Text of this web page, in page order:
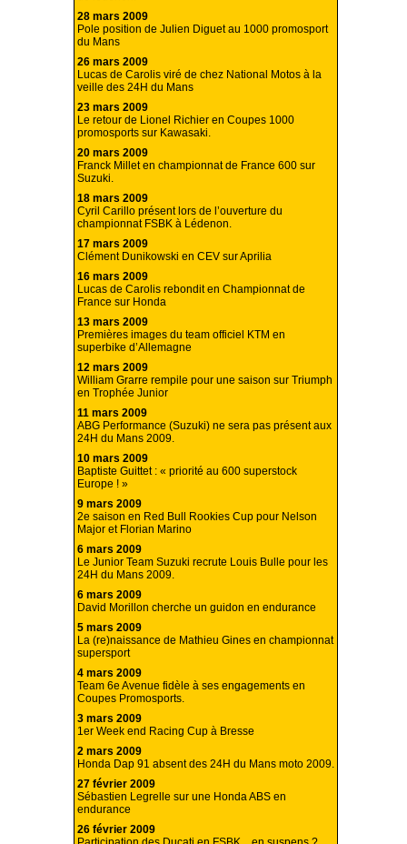
28 mars 2009
Pole position de Julien Diguet au 1000 promosport
du Mans
26 mars 2009
Lucas de Carolis viré de chez National Motos à la
veille des 24H du Mans
23 mars 2009
Le retour de Lionel Richier en Coupes 1000
promosports sur Kawasaki.
20 mars 2009
Franck Millet en championnat de France 600 sur
Suzuki.
18 mars 2009
Cyril Carillo présent lors de l’ouverture du
championnat FSBK à Lédenon.
17 mars 2009
Clément Dunikowski en CEV sur Aprilia
16 mars 2009
Lucas de Carolis rebondit en Championnat de
France sur Honda
13 mars 2009
Premières images du team officiel KTM en
superbike d’Allemagne
12 mars 2009
William Grarre rempile pour une saison sur Triumph
en Trophée Junior
11 mars 2009
ABG Performance (Suzuki) ne sera pas présent aux
24H du Mans 2009.
10 mars 2009
Baptiste Guittet : « priorité au 600 superstock
Europe ! »
9 mars 2009
2e saison en Red Bull Rookies Cup pour Nelson
Major et Florian Marino
6 mars 2009
Le Junior Team Suzuki recrute Louis Bulle pour les
24H du Mans 2009.
6 mars 2009
David Morillon cherche un guidon en endurance
5 mars 2009
La (re)naissance de Mathieu Gines en championnat
supersport
4 mars 2009
Team 6e Avenue fidèle à ses engagements en
Coupes Promosports.
3 mars 2009
1er Week end Racing Cup à Bresse
2 mars 2009
Honda Dap 91 absent des 24H du Mans moto 2009.
27 février 2009
Sébastien Legrelle sur une Honda ABS en
endurance
26 février 2009